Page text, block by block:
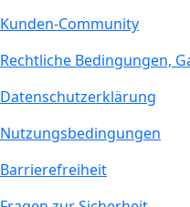
Kunden-Community
Rechtliche Bedingungen,
Datenschutzerklärung
Nutzungsbedingungen
Barrierefreiheit